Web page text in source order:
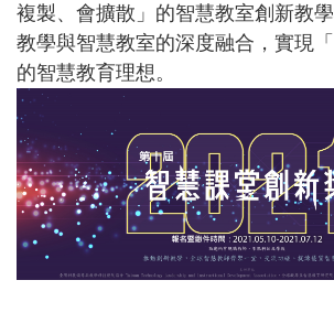
複製、會擴散」的智慧教室創新教
教學與智慧教室的深度融合，實現「
的智慧教育理想。